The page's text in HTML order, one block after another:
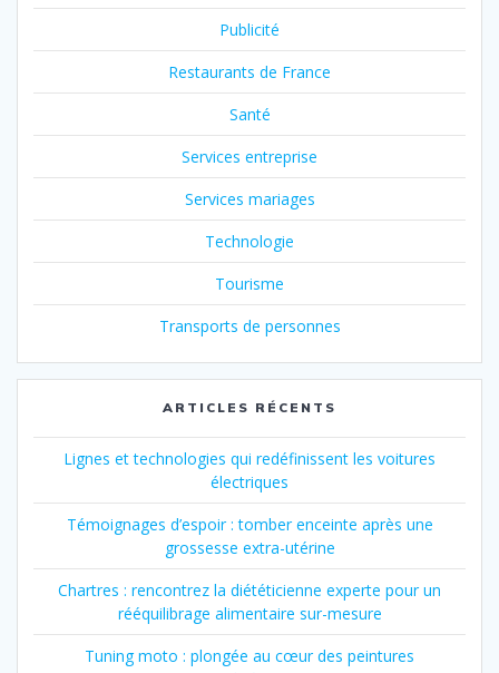
Publicité
Restaurants de France
Santé
Services entreprise
Services mariages
Technologie
Tourisme
Transports de personnes
ARTICLES RÉCENTS
Lignes et technologies qui redéfinissent les voitures
électriques
Témoignages d’espoir : tomber enceinte après une
grossesse extra-utérine
Chartres : rencontrez la diététicienne experte pour un
rééquilibrage alimentaire sur-mesure
Tuning moto : plongée au cœur des peintures